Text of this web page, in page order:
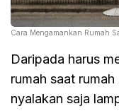
Cara Mengamankan Rumah
Daripada harus
rumah saat
nyalakan saja